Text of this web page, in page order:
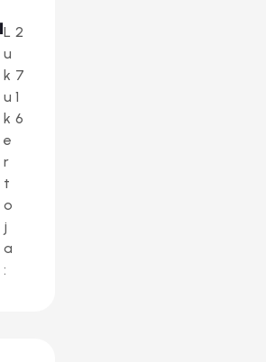
L
u
k
u
k
e
r
t
o
j
a
:
2
7
1
6